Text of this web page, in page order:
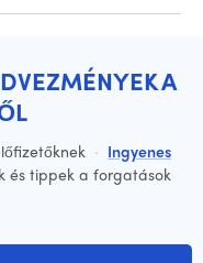
A
· Ingyenes
és tippek a forgatások